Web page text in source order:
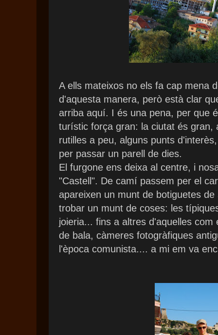
A ells mateixos no els fa cap mena
d'aquesta manera, però està clar
arriba aquí. I és una pena, per que
turístic força gran: la ciutat és gran,
rutilles a peu, alguns punts
per passar un parell de dies.
El furgone ens deixa al centre, i
"Castell". De camí passem per el
apareixen un munt de botiguetes
trobar un munt de coses: les
joieria... fins a altres d'aquelles
de bala, càmeres fotogràfiques
l'època comunista.... a mi em va